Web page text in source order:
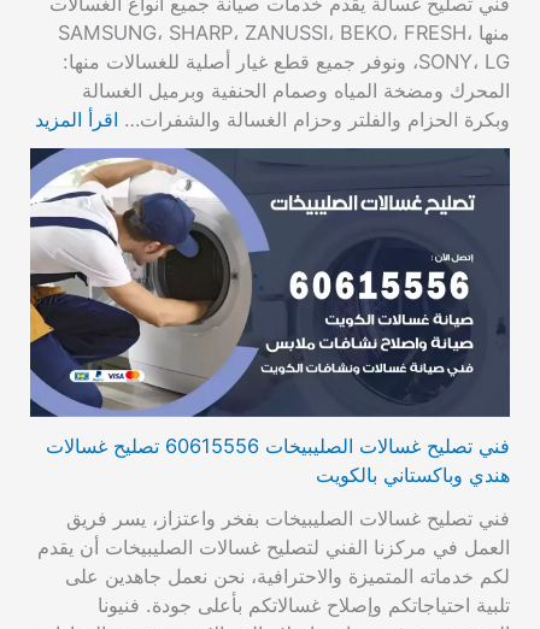
منها SAMSUNG، SHARP، ZANUSSI، BEKO، FRESH،
SONY، LG، ونوفر جميع قطع غيار أصلية للغسالات منها:
المحرك ومضخة المياه وصمام الحنفية وبرميل الغسالة
وبكرة الحزام والفلتر وحزام الغسالة والشفرات… اقرأ المزيد
فني تصليح غسالات الصليبيخات 60615556 تصليح غسالات
هندي وباكستاني بالكويت
فني تصليح غسالات الصليبيخات بفخر واعتزاز، يسر فريق
العمل في مركزنا الفني لتصليح غسالات الصليبيخات أن يقدم
لكم خدماته المتميزة والاحترافية، نحن نعمل جاهدين على
تلبية احتياجاتكم وإصلاح غسالاتكم بأعلى جودة. فنيونا